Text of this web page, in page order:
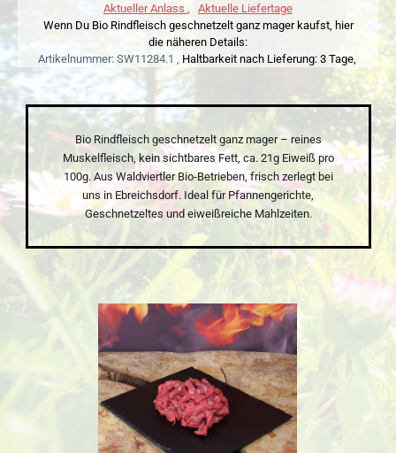
Aktueller Anlass
Aktuelle Liefertage
Wenn Du Bio Rindfleisch geschnetzelt ganz mager kaufst, hier
die näheren Details:
Artikelnummer: SW11284.1 , Haltbarkeit nach Lieferung: 3 Tage,
Bio Rindfleisch geschnetzelt ganz mager – reines
Muskelfleisch, kein sichtbares Fett, ca. 21g Eiweiß pro
100g. Aus Waldviertler Bio-Betrieben, frisch zerlegt bei
uns in Ebreichsdorf. Ideal für Pfannengerichte,
Geschnetzeltes und eiweißreiche Mahlzeiten.
Bildergalerie überspringen